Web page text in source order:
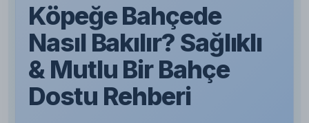
Köpeğe Bahçede
Nasıl Bakılır? Sağlıklı
& Mutlu Bir Bahçe
Dostu Rehberi